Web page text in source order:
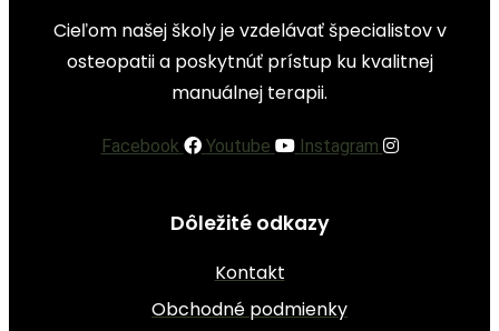
Cieľom našej školy je vzdelávať špecialistov v
osteopatii a poskytnúť prístup ku kvalitnej
manuálnej terapii.
Facebook Youtube Instagram
Dôležité odkazy
Kontakt
Obchodné podmienky